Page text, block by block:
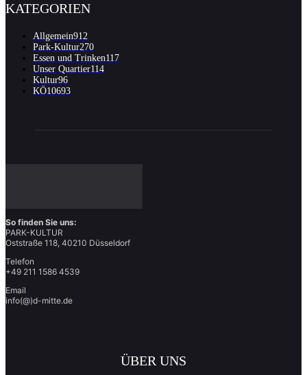
KATEGORIEN
Allgemein912
Park-Kultur270
Essen und Trinken117
Unser Quartier114
Kultur96
KÖ10693
So finden Sie uns:
PARK-KULTUR
Oststraße 118, 40210 Düsseldorf
Telefon
+49 211 1586 4539
Email
info(@)d-mitte.de
ÜBER UNS